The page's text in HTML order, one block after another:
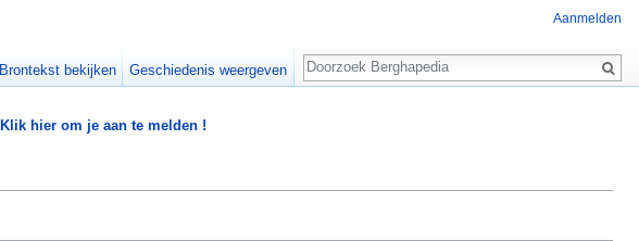
Klik hier om je aan te melden !
Aanmelden
Brontekst bekijken Geschiedenis weergeven
Zoeken